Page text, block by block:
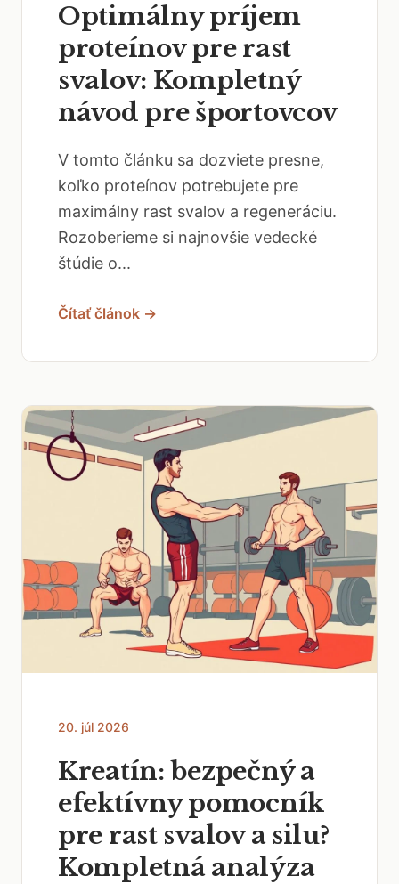
Optimálny príjem
proteínov pre rast
svalov: Kompletný
návod pre športovcov
V tomto článku sa dozviete presne,
koľko proteínov potrebujete pre
maximálny rast svalov a regeneráciu.
Rozoberieme si najnovšie vedecké
štúdie o...
Čítať článok →
20. júl 2026
Kreatín: bezpečný a
efektívny pomocník
pre rast svalov a silu?
Kompletná analýza